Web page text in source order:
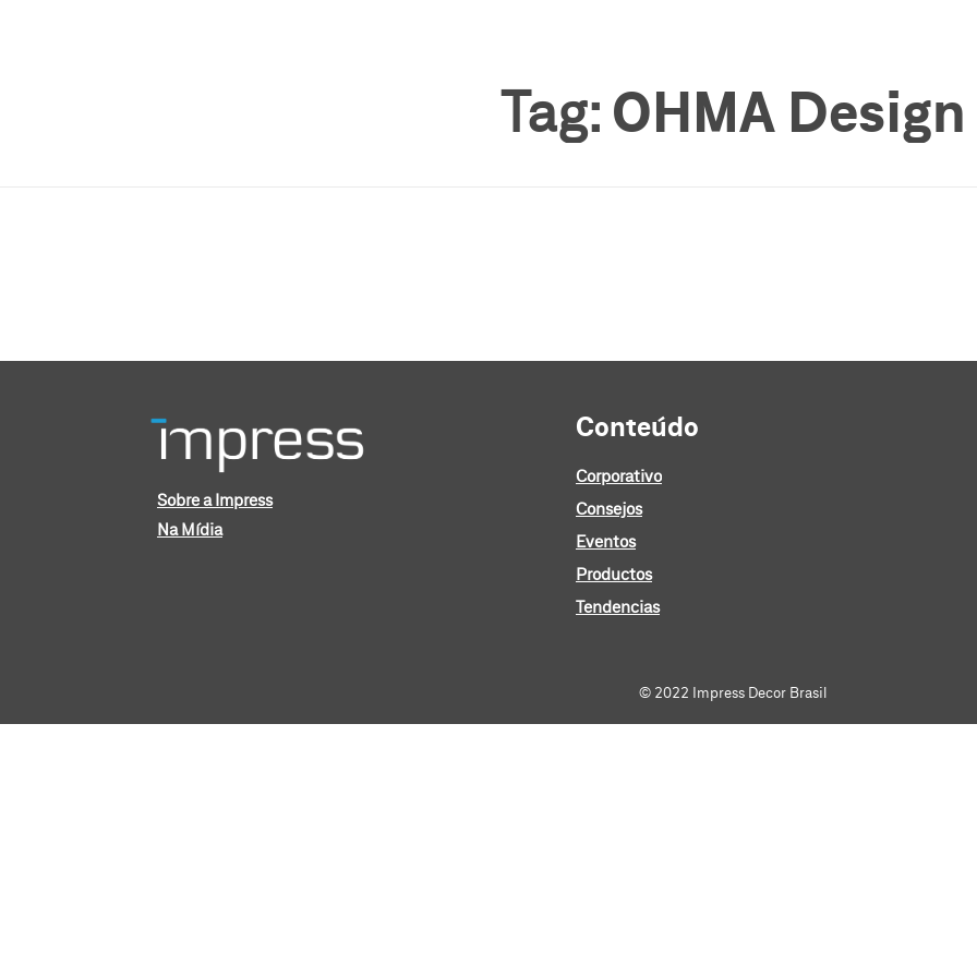
Tag: OHMA Design
Sobre a Impress
Na Mídia
Conteúdo
Corporativo
Consejos
Eventos
Productos
Tendencias
© 2022 Impress Decor Brasil